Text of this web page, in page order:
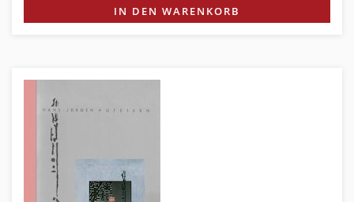
IN DEN WARENKORB